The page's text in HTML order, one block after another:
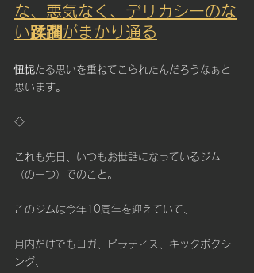
な、悪気なく、デリカシーのな
い蹂躙がまかり通る
忸怩たる思いを重ねてこられたんだろうなぁと
思います。
◇
これも先日、いつもお世話になっているジム
（の一つ）でのこと。
このジムは今年10周年を迎えていて、
月内だけでもヨガ、ピラティス、キックボクシ
ング、